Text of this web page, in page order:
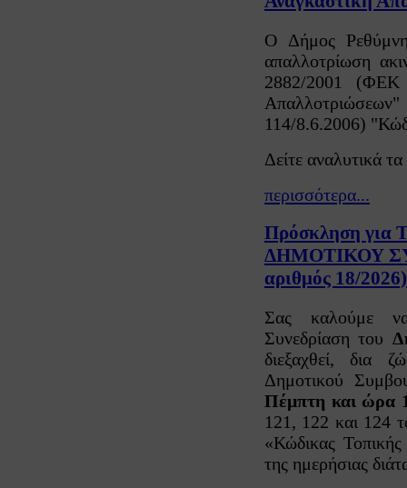
Ο Δήμος
απαλλοτρίωση
2882/2001 (ΦΕΚ
114/8.6.2006)
Δείτε αναλυτικά
περισσότερα...
Πρόσκληση για
ΔΗΜΟΤΙΚΟΥ
αριθμός 18/
Σας καλούμε
Συνεδρίαση του
διεξαχθεί, δια
Δημοτικού
Πέμπτη και ώρα
121, 122 και 124
«Κώδικας
της ημερήσιας